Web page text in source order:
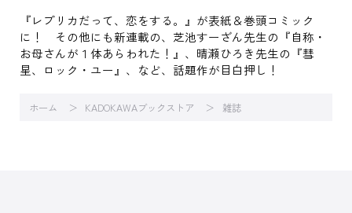
『レプリカだって、恋をする。』が表紙＆巻頭コミック
に！ その他にも新連載の、芝池すーざん先生の『自称・
お母さんが１体あらわれた！』、晴瀬ひろき先生の『彗
星、ロック・ユー』、など、話題作が目白押し！
ホーム KADOKAWAブックストア 雑誌